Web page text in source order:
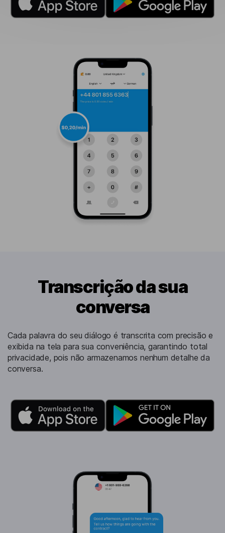
Transcrição da sua
conversa
Cada palavra do seu diálogo é transcrita com precisão e
exibida na tela para sua conveniência, garantindo total
privacidade, pois não armazenamos nenhum detalhe da
conversa.